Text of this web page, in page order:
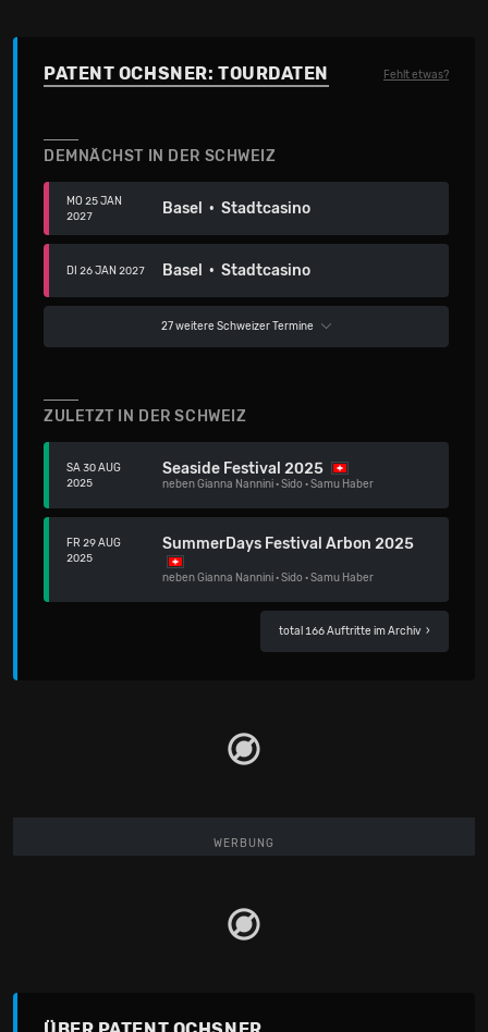
PATENT OCHSNER: TOURDATEN Fehlt etwas?
DEMNÄCHST IN DER SCHWEIZ
MO 25 JAN
2027
Basel · Stadtcasino
DI 26 JAN 2027 Basel · Stadtcasino
27 weitere Schweizer Termine
ZULETZT IN DER SCHWEIZ
SA 30 AUG
2025
Seaside Festival 2025
nebenGianna Nannini·Sido ·Samu Haber
FR 29 AUG
2025
SummerDays Festival Arbon 2025
nebenGianna Nannini·Sido ·Samu Haber
total 166 Auftritte im Archiv ›
WERBUNG